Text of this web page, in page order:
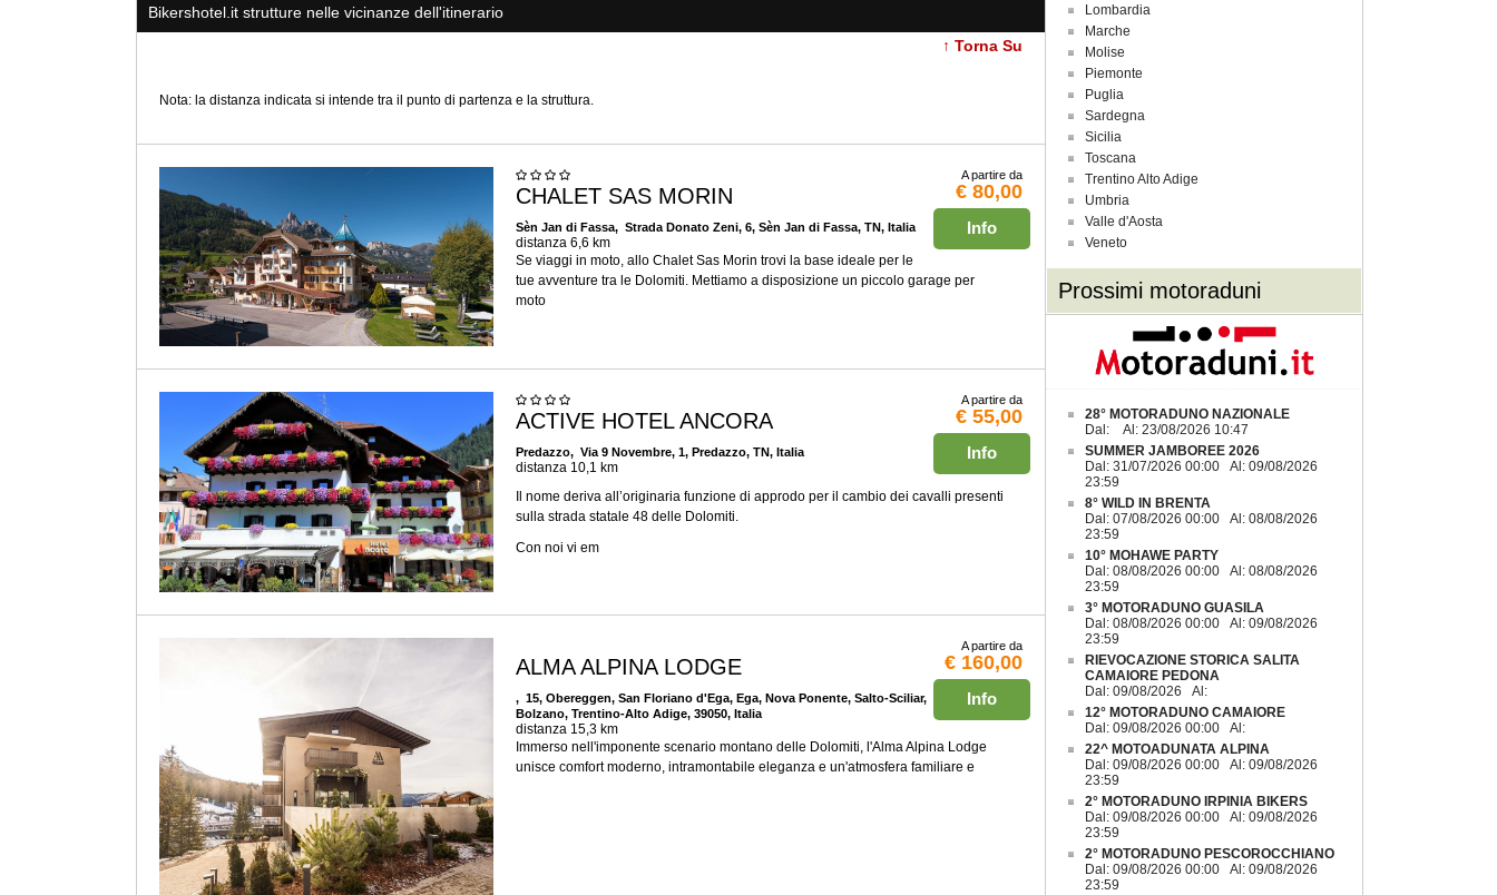
Bikershotel.it strutture nelle vicinanze dell'itinerario
↑ Torna Su
Nota: la distanza indicata si intende tra il punto di partenza e la struttura.
A partire da
€ 80,00
Info
CHALET SAS MORIN
Sèn Jan di Fassa, Strada Donato Zeni, 6, Sèn Jan di Fassa, TN, Italia
distanza 6,6 km
Se viaggi in moto, allo Chalet Sas Morin trovi la base ideale per le
tue avventure tra le Dolomiti. Mettiamo a disposizione un piccolo garage per
moto
A partire da
€ 55,00
Info
ACTIVE HOTEL ANCORA
Predazzo, Via 9 Novembre, 1, Predazzo, TN, Italia
distanza 10,1 km
Il nome deriva all’originaria funzione di approdo per il cambio dei cavalli presenti
sulla strada statale 48 delle Dolomiti.
Con noi vi em
A partire da
€ 160,00
Info
ALMA ALPINA LODGE
, 15, Obereggen, San Floriano d'Ega, Ega, Nova Ponente, Salto-Sciliar,
Bolzano, Trentino-Alto Adige, 39050, Italia
distanza 15,3 km
Immerso nell'imponente scenario montano delle Dolomiti, l'Alma Alpina Lodge
unisce comfort moderno, intramontabile eleganza e un'atmosfera familiare e
Lombardia
Marche
Molise
Piemonte
Puglia
Sardegna
Sicilia
Toscana
Trentino Alto Adige
Umbria
Valle d'Aosta
Veneto
Prossimi motoraduni
28° MOTORADUNO NAZIONALE
Dal: Al: 23/08/2026 10:47
SUMMER JAMBOREE 2026
Dal: 31/07/2026 00:00 Al: 09/08/2026
23:59
8° WILD IN BRENTA
Dal: 07/08/2026 00:00 Al: 08/08/2026
23:59
10° MOHAWE PARTY
Dal: 08/08/2026 00:00 Al: 08/08/2026
23:59
3° MOTORADUNO GUASILA
Dal: 08/08/2026 00:00 Al: 09/08/2026
23:59
RIEVOCAZIONE STORICA SALITA
CAMAIORE PEDONA
Dal: 09/08/2026 Al:
12° MOTORADUNO CAMAIORE
Dal: 09/08/2026 00:00 Al:
22^ MOTOADUNATA ALPINA
Dal: 09/08/2026 00:00 Al: 09/08/2026
23:59
2° MOTORADUNO IRPINIA BIKERS
Dal: 09/08/2026 00:00 Al: 09/08/2026
23:59
2° MOTORADUNO PESCOROCCHIANO
Dal: 09/08/2026 00:00 Al: 09/08/2026
23:59